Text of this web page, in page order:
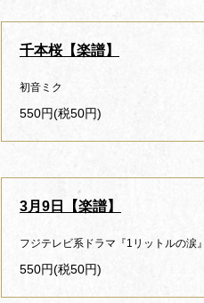
千本桜【楽譜】
初音ミク
550円(税50円)
3月9日【楽譜】
フジテレビ系ドラマ『1リットルの涙
550円(税50円)